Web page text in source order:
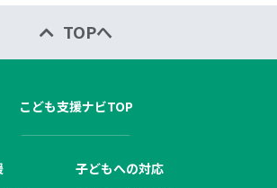
TOPへ
こども支援ナビTOP
子どもへの対応